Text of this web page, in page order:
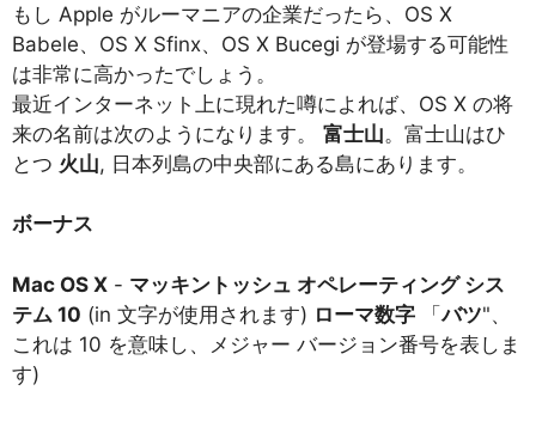
もし Apple がルーマニアの企業だったら、OS X
Babele、OS X Sfinx、OS X Bucegi が登場する可能性
は非常に高かったでしょう。
最近インターネット上に現れた噂によれば、OS X の将
来の名前は次のようになります。 富士山。富士山はひ
とつ 火山, 日本列島の中央部にある島にあります。
ボーナス
Mac OS X - マッキントッシュ オペレーティング シス
テム 10 (in 文字が使用されます) ローマ数字 「バツ"、
これは 10 を意味し、メジャー バージョン番号を表しま
す)